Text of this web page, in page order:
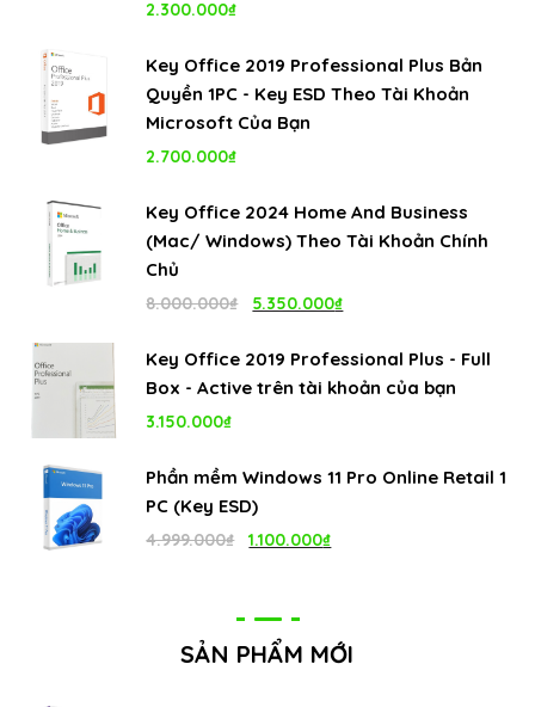
2.300.000₫
Key Office 2019 Professional Plus Bản
Quyền 1PC - Key ESD Theo Tài Khoản
Microsoft Của Bạn
2.700.000₫
Key Office 2024 Home And Business
(Mac/ Windows) Theo Tài Khoản Chính
Chủ
8.000.000₫
Giá
là:
5.350.000₫
tại
Key Office 2019 Professional Plus - Full
Box - Active trên tài khoản của bạn
3.150.000₫
Phần mềm Windows 11 Pro Online Retail 1
PC (Key ESD)
4.999.000₫
Giá
4.999.000₫.
1.100.000₫
là:
SẢN PHẨM MỚI